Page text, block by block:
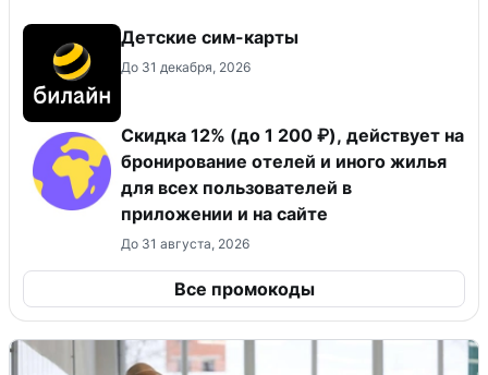
Детские сим-карты
До 31 декабря, 2026
Скидка 12% (до 1 200 ₽), действует на
бронирование отелей и иного жилья
для всех пользователей в
приложении и на сайте
До 31 августа, 2026
Все промокоды